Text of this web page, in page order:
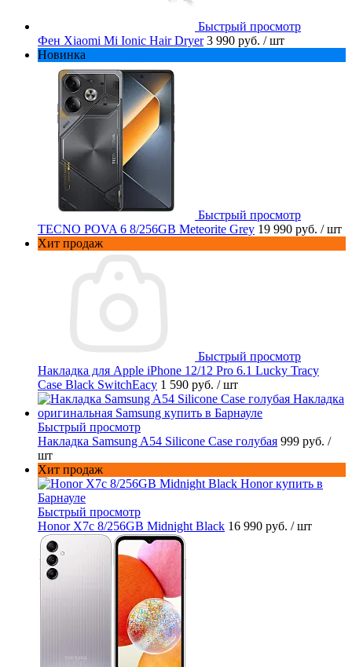
Быстрый просмотр
Фен Xiaomi Mi Ionic Hair Dryer 3 990 руб. / шт
Новинка
Быстрый просмотр
TECNO POVA 6 8/256GB Meteorite Grey 19 990 руб. / шт
Хит продаж
Быстрый просмотр
Накладка для Apple iPhone 12/12 Pro 6.1 Lucky Tracy
Case Black SwitchEacy 1 590 руб. / шт
Быстрый просмотр
Накладка Samsung A54 Silicone Case голубая 999 руб. /
шт
Хит продаж
Быстрый просмотр
Honor X7c 8/256GB Midnight Black 16 990 руб. / шт